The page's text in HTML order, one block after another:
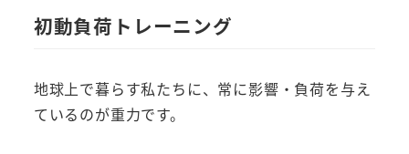
初動負荷トレーニング
地球上で暮らす私たちに、常に影響・負荷を与え
ているのが重力です。